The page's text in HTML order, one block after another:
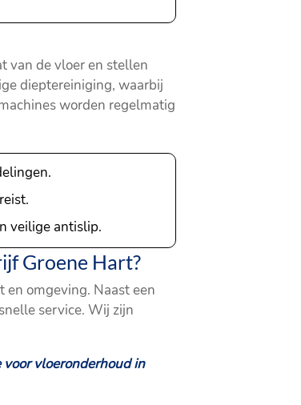
van de vloer en stellen
dieptereiniging, waarbij
worden regelmatig
veilige antislip.
Groene Hart?
omgeving. Naast een
service. Wij zijn
vloeronderhoud in